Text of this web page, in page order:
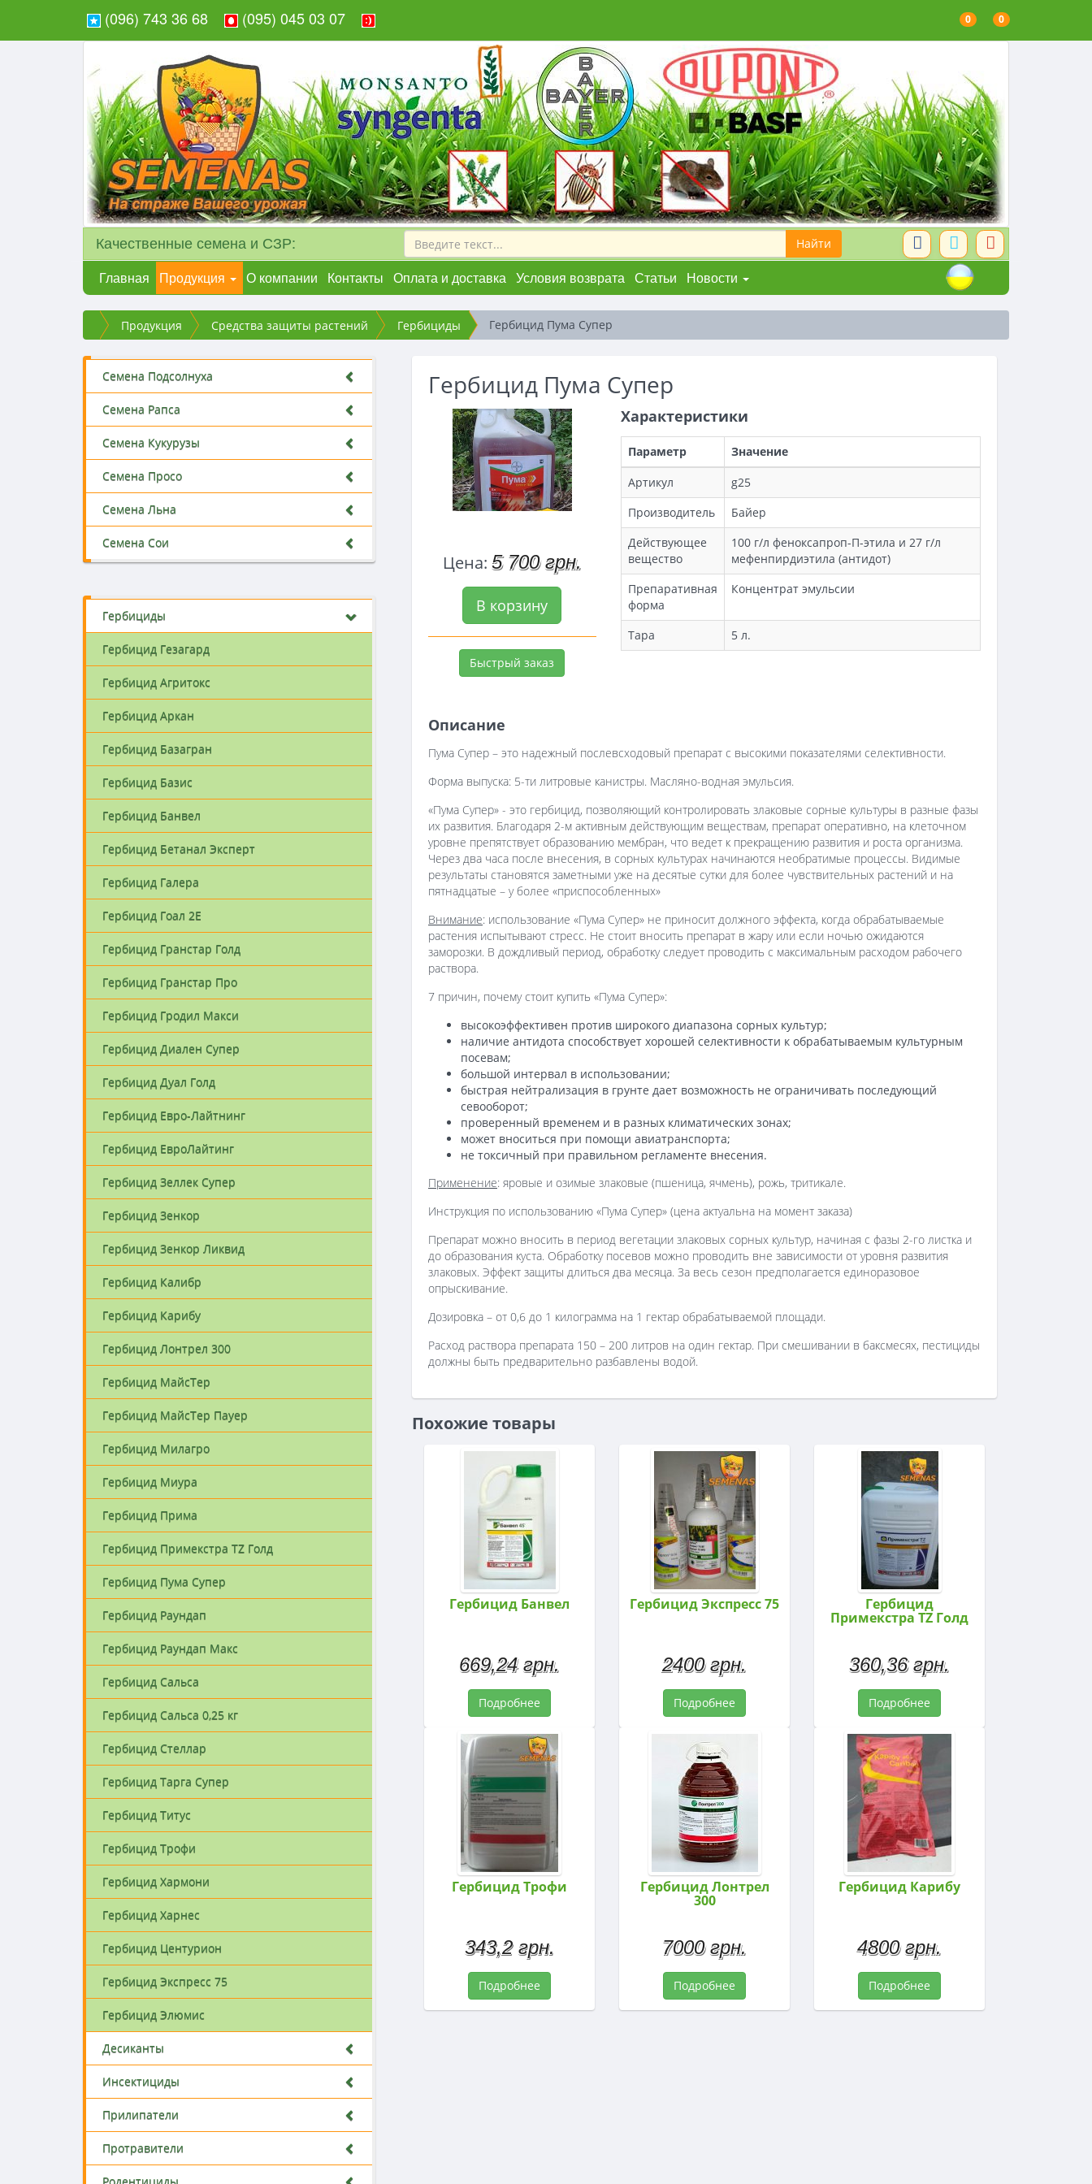
0
0
(096) 743 36 68 (095) 045 03 07
Качественные семена и СЗР:
Главная Продукция О компании Контакты Оплата и доставка Условия возврата Статьи Новости
Продукция Средства защиты растений Гербициды Гербицид Пума Супер
Семена Подсолнуха
Семена Рапса
Семена Кукурузы
Семена Просо
Семена Льна
Семена Сои
Гербициды
Гербицид Гезагард
Гербицид Агритокс
Гербицид Аркан
Гербицид Базагран
Гербицид Базис
Гербицид Банвел
Гербицид Бетанал Эксперт
Гербицид Галера
Гербицид Гоал 2Е
Гербицид Гранстар Голд
Гербицид Гранстар Про
Гербицид Гродил Макси
Гербицид Диален Супер
Гербицид Дуал Голд
Гербицид Евро-Лайтнинг
Гербицид ЕвроЛайтинг
Гербицид Зеллек Супер
Гербицид Зенкор
Гербицид Зенкор Ликвид
Гербицид Калибр
Гербицид Карибу
Гербицид Лонтрел 300
Гербицид МайсТер
Гербицид МайсТер Пауер
Гербицид Милагро
Гербицид Миура
Гербицид Прима
Гербицид Примекстра TZ Голд
Гербицид Пума Супер
Гербицид Раундап
Гербицид Раундап Макс
Гербицид Сальса
Гербицид Сальса 0,25 кг
Гербицид Стеллар
Гербицид Тарга Супер
Гербицид Титус
Гербицид Трофи
Гербицид Хармони
Гербицид Харнес
Гербицид Центурион
Гербицид Экспресс 75
Гербицид Элюмис
Десиканты
Инсектициды
Прилипатели
Протравители
Гербицид Пума Супер
Цена: 5 700 грн.
В корзину
Быстрый заказ
Характеристики
Параметр
Значение
Артикул
g25
Производитель
Байер
Действующее
вещество
100 г/л феноксапроп-П-этила и 27 г/л
мефенпирдиэтила (антидот)
Препаративная
форма
Концентрат эмульсии
Тара 5 л.
Описание
Пума Супер – это надежный послевсходовый препарат с высокими показателями селективности.
Форма выпуска: 5-ти литровые канистры. Масляно-водная эмульсия.
«Пума Супер» - это гербицид, позволяющий контролировать злаковые сорные культуры в разные фазы
их развития. Благодаря 2-м активным действующим веществам, препарат оперативно, на клеточном
уровне препятствует образованию мембран, что ведет к прекращению развития и роста организма.
Через два часа после внесения, в сорных культурах начинаются необратимые процессы. Видимые
результаты становятся заметными уже на десятые сутки для более чувствительных растений и на
пятнадцатые – у более «приспособленных»
Внимание: использование «Пума Супер» не приносит должного эффекта, когда обрабатываемые
растения испытывают стресс. Не стоит вносить препарат в жару или если ночью ожидаются
заморозки. В дождливый период, обработку следует проводить с максимальным расходом рабочего
раствора.
7 причин, почему стоит купить «Пума Супер»:
высокоэффективен против широкого диапазона сорных культур;
наличие антидота способствует хорошей селективности к обрабатываемым культурным
посевам;
большой интервал в использовании;
быстрая нейтрализация в грунте дает возможность не ограничивать последующий
севооборот;
проверенный временем и в разных климатических зонах;
может вноситься при помощи авиатранспорта;
не токсичный при правильном регламенте внесения.
Применение: яровые и озимые злаковые (пшеница, ячмень), рожь, тритикале.
Инструкция по использованию «Пума Супер» (цена актуальна на момент заказа)
Препарат можно вносить в период вегетации злаковых сорных культур, начиная с фазы 2-го листка и
до образования куста. Обработку посевов можно проводить вне зависимости от уровня развития
злаковых. Эффект защиты длиться два месяца. За весь сезон предполагается единоразовое
опрыскивание.
Дозировка – от 0,6 до 1 килограмма на 1 гектар обрабатываемой площади.
Расход раствора препарата 150 – 200 литров на один гектар. При смешивании в баксмесях, пестициды
должны быть предварительно разбавлены водой.
Похожие товары
Гербицид Банвел
669,24 грн.
Подробнее
Гербицид Экспресс 75
2400 грн.
Подробнее
Гербицид
Примекстра TZ Голд
360,36 грн.
Подробнее
Гербицид Трофи
343,2 грн.
Подробнее
Гербицид Лонтрел
300
7000 грн.
Подробнее
Гербицид Карибу
4800 грн.
Подробнее